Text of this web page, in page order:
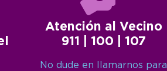
Atención al Vecino
911 | 100 | 107
No dude en llamarnos para